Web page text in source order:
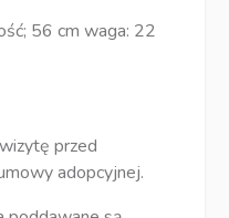
56 cm waga: 22
przed
adopcyjnej.